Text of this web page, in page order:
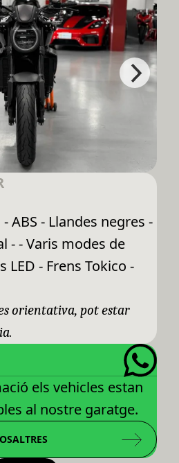
ABS - Llandes negres -
- - Varis modes de
LED - Frens Tokico -
orientativa, pot estar
els vehicles estan
al nostre garatge.